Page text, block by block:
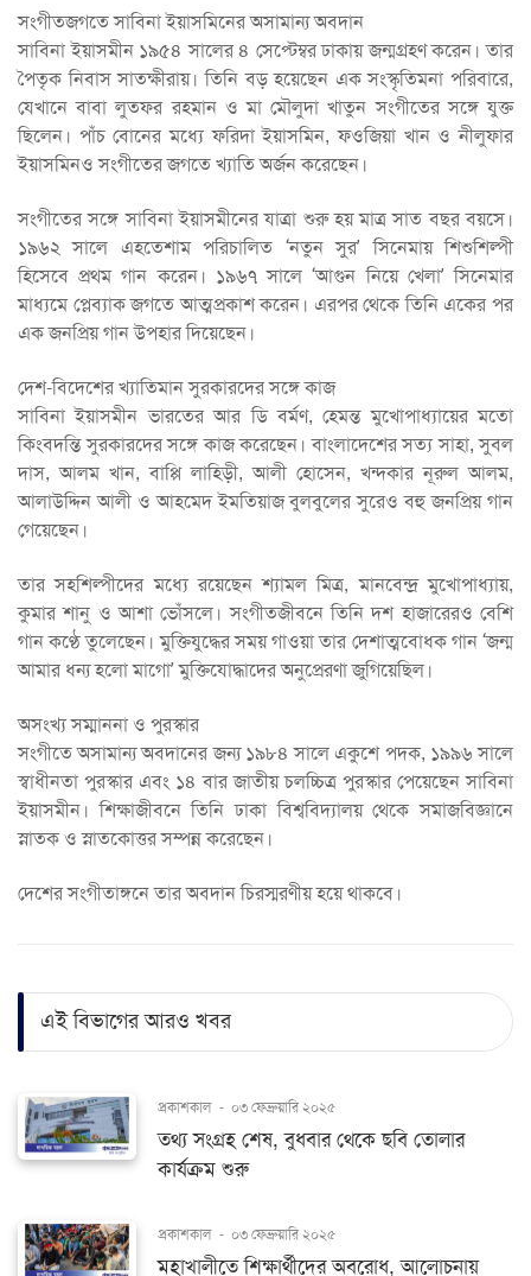
সংগীতজগতে সাবিনা ইয়াসমিনের অসামান্য অবদান
সাবিনা ইয়াসমীন ১৯৫৪ সালের ৪ সেপ্টেম্বর ঢাকায় জন্মগ্রহণ করেন। তার
পৈতৃক নিবাস সাতক্ষীরায়। তিনি বড় হয়েছেন এক সংস্কৃতিমনা পরিবারে,
যেখানে বাবা লুতফর রহমান ও মা মৌলুদা খাতুন সংগীতের সঙ্গে যুক্ত
ছিলেন। পাঁচ বোনের মধ্যে ফরিদা ইয়াসমিন, ফওজিয়া খান ও নীলুফার
ইয়াসমিনও সংগীতের জগতে খ্যাতি অর্জন করেছেন।
সংগীতের সঙ্গে সাবিনা ইয়াসমীনের যাত্রা শুরু হয় মাত্র সাত বছর বয়সে।
১৯৬২ সালে এহতেশাম পরিচালিত ‘নতুন সুর’ সিনেমায় শিশুশিল্পী
হিসেবে প্রথম গান করেন। ১৯৬৭ সালে ‘আগুন নিয়ে খেলা’ সিনেমার
মাধ্যমে প্লেব্যাক জগতে আত্মপ্রকাশ করেন। এরপর থেকে তিনি একের পর
এক জনপ্রিয় গান উপহার দিয়েছেন।
দেশ-বিদেশের খ্যাতিমান সুরকারদের সঙ্গে কাজ
সাবিনা ইয়াসমীন ভারতের আর ডি বর্মণ, হেমন্ত মুখোপাধ্যায়ের মতো
কিংবদন্তি সুরকারদের সঙ্গে কাজ করেছেন। বাংলাদেশের সত্য সাহা, সুবল
দাস, আলম খান, বাপ্পি লাহিড়ী, আলী হোসেন, খন্দকার নূরুল আলম,
আলাউদ্দিন আলী ও আহমেদ ইমতিয়াজ বুলবুলের সুরেও বহু জনপ্রিয় গান
গেয়েছেন।
তার সহশিল্পীদের মধ্যে রয়েছেন শ্যামল মিত্র, মানবেন্দ্র মুখোপাধ্যায়,
কুমার শানু ও আশা ভোঁসলে। সংগীতজীবনে তিনি দশ হাজারেরও বেশি
গান কণ্ঠে তুলেছেন। মুক্তিযুদ্ধের সময় গাওয়া তার দেশাত্মবোধক গান ‘জন্ম
আমার ধন্য হলো মাগো’ মুক্তিযোদ্ধাদের অনুপ্রেরণা জুগিয়েছিল।
অসংখ্য সম্মাননা ও পুরস্কার
সংগীতে অসামান্য অবদানের জন্য ১৯৮৪ সালে একুশে পদক, ১৯৯৬ সালে
স্বাধীনতা পুরস্কার এবং ১৪ বার জাতীয় চলচ্চিত্র পুরস্কার পেয়েছেন সাবিনা
ইয়াসমীন। শিক্ষাজীবনে তিনি ঢাকা বিশ্ববিদ্যালয় থেকে সমাজবিজ্ঞানে
স্নাতক ও স্নাতকোত্তর সম্পন্ন করেছেন।
দেশের সংগীতাঙ্গনে তার অবদান চিরস্মরণীয় হয়ে থাকবে।
এই বিভাগের আরও খবর
প্রকাশকাল - ০৩ ফেব্রুয়ারি ২০২৫
তথ্য সংগ্রহ শেষ, বুধবার থেকে ছবি তোলার
কার্যক্রম শুরু
প্রকাশকাল - ০৩ ফেব্রুয়ারি ২০২৫
মহাখালীতে শিক্ষার্থীদের অবরোধ, আলোচনায়